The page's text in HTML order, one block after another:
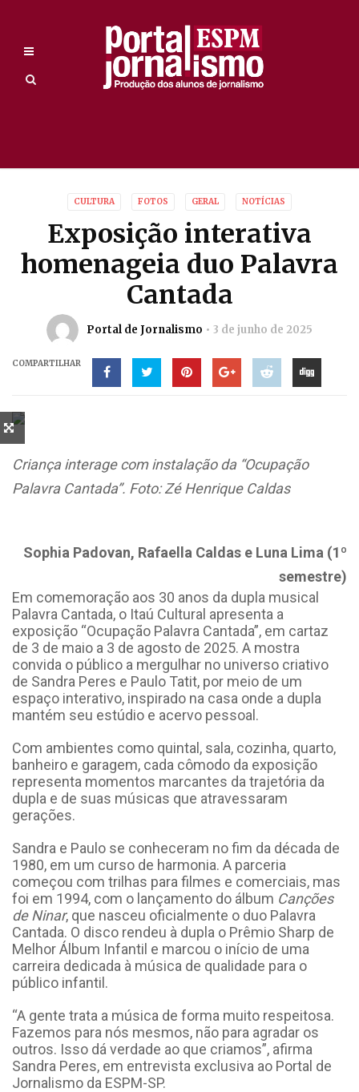
CULTURA FOTOS GERAL NOTÍCIAS
Exposição interativa
homenageia duo Palavra
Cantada
Portal de Jornalismo 3 de junho de 2025
COMPARTILHAR
Criança interage com instalação da “Ocupação
Palavra Cantada”. Foto: Zé Henrique Caldas
Sophia Padovan, Rafaella Caldas e Luna Lima (1º
semestre)
Em comemoração aos 30 anos da dupla musical
Palavra Cantada, o Itaú Cultural apresenta a
exposição “Ocupação Palavra Cantada”, em cartaz
de 3 de maio a 3 de agosto de 2025. A mostra
convida o público a mergulhar no universo criativo
de Sandra Peres e Paulo Tatit, por meio de um
espaço interativo, inspirado na casa onde a dupla
mantém seu estúdio e acervo pessoal.
Com ambientes como quintal, sala, cozinha, quarto,
banheiro e garagem, cada cômodo da exposição
representa momentos marcantes da trajetória da
dupla e de suas músicas que atravessaram
gerações.
Sandra e Paulo se conheceram no fim da década de
1980, em um curso de harmonia. A parceria
começou com trilhas para filmes e comerciais, mas
foi em 1994, com o lançamento do álbum Canções
de Ninar, que nasceu oficialmente o duo Palavra
Cantada. O disco rendeu à dupla o Prêmio Sharp de
Melhor Álbum Infantil e marcou o início de uma
carreira dedicada à música de qualidade para o
público infantil.
“A gente trata a música de forma muito respeitosa.
Fazemos para nós mesmos, não para agradar os
outros. Isso dá verdade ao que criamos”, afirma
Sandra Peres, em entrevista exclusiva ao Portal de
Jornalismo da ESPM-SP.